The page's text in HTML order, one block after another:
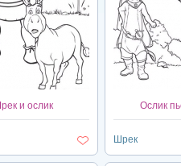
и ослик Ослик
Шрек